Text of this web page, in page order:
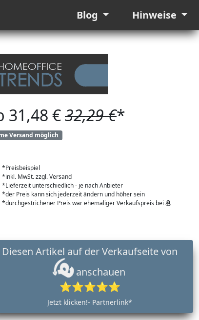
Blog Hinweise
31,48 €32,29 €*
Versand möglich
*Preisbeispiel
*inkl. MwSt. zzgl. Versand
*Lieferzeit unterschiedlich - je nach Anbieter
*der Preis kann sich jederzeit ändern und höher sein
*durchgestrichener Preis war ehemaliger Verkaufspreis bei
anschauen
⭐⭐⭐⭐⭐
Jetzt klicken!- Partnerlink*